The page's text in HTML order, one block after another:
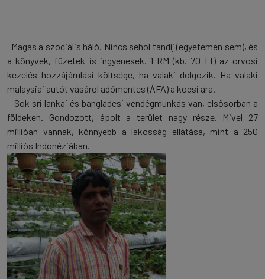
Magas a szociális háló. Nincs sehol tandíj (egyetemen sem), és
a könyvek, füzetek is ingyenesek. 1 RM (kb. 70 Ft) az orvosi
kezelés hozzájárulási költsége, ha valaki dolgozik. Ha valaki
malaysiai autót vásárol adómentes (ÁFA) a kocsi ára.
Sok sri lankai és bangladesi vendégmunkás van, elsősorban a
földeken. Gondozott, ápolt a terület nagy része. Mivel 27
millióan vannak, könnyebb a lakosság ellátása, mint a 250
milliós Indonéziában.